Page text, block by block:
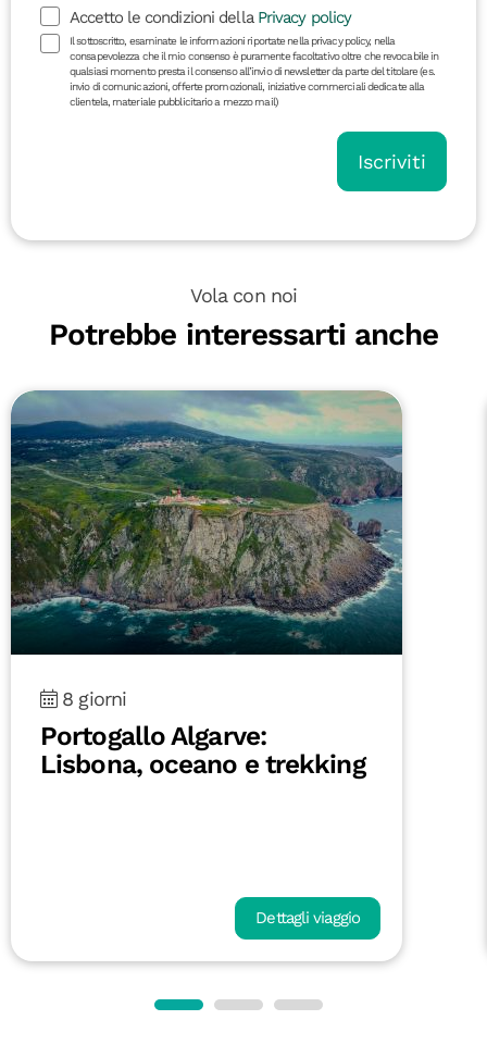
Accetto le condizioni della Privacy policy
Il sottoscritto, esaminate le informazioni riportate nella privacy policy, nella
consapevolezza che il mio consenso è puramente facoltativo oltre che revocabile in
qualsiasi momento presta il consenso all’invio di newsletter da parte del titolare (es.
invio di comunicazioni, offerte promozionali, iniziative commerciali dedicate alla
clientela, materiale pubblicitario a mezzo mail)
Iscriviti
Vola con noi
Potrebbe interessarti anche
8 giorni
Fuerteventura On the Road:
tra oceano e deserto
Dettagli viaggio